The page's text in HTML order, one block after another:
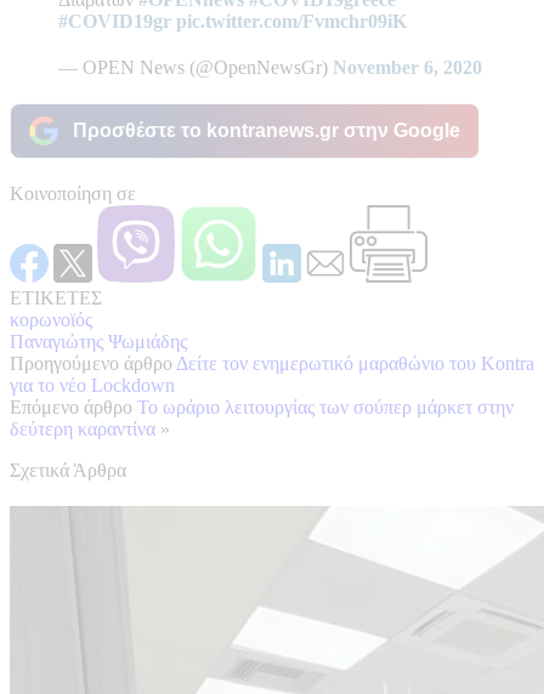
#COVID19gr pic.twitter.com/Fvmchr09iK
— OPEN News (@OpenNewsGr) November 6, 2020
Προσθέστε το kontranews.gr στην Google
Κοινοποίηση σε
ΕΤΙΚΕΤΕΣ
κορωνοϊός
Παναγιώτης Ψωμιάδης
Προηγούμενο άρθρο Δείτε τον ενημερωτικό μαραθώνιο του Kontra
για το νέο Lockdown
Επόμενο άρθρο Το ωράριο λειτουργίας των σούπερ μάρκετ στην
δεύτερη καραντίνα »
Σχετικά Άρθρα